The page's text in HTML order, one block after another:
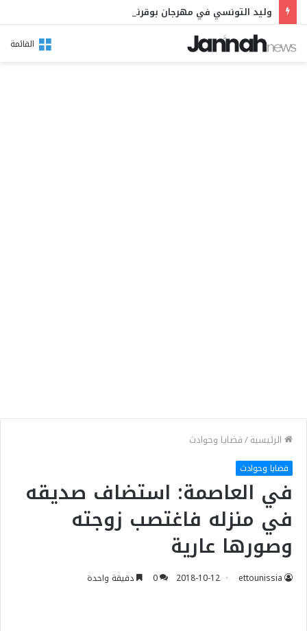
القائمة
الرئيسية/قضايا وحوادث
قضايا وحوادث
في العاصمة: استضاف صديقه
في منزله فاغتصب زوجته
وصورها عارية
ettounissia
2018-10-12
0 دقيقة واحدة